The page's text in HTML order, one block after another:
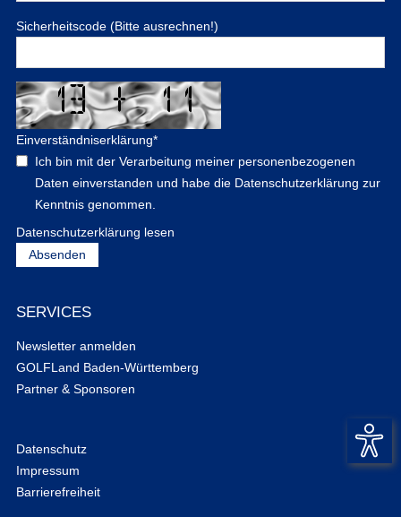
Sicherheitscode (Bitte ausrechnen!)
Einverständniserklärung*
Ich bin mit der Verarbeitung meiner personenbezogenen
Daten einverstanden und habe die Datenschutzerklärung zur
Kenntnis genommen.
Datenschutzerklärung lesen
SERVICES
Newsletter anmelden
GOLFLand Baden-Württemberg
Partner & Sponsoren
Datenschutz
Impressum
Barrierefreiheit